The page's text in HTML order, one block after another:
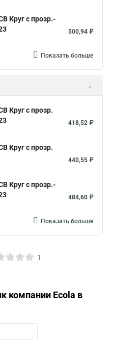
Круг с прозр.-
500,94 ₽
Показать больше
Круг с прозр.
418,52 ₽
Круг с прозр.
440,55 ₽
Круг с прозр.-
484,60 ₽
Показать больше
1
компании Ecola в